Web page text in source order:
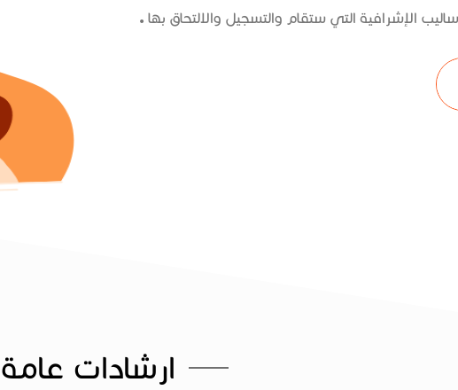
الإشرافية التي ستقام والتسجيل والالتحاق بها .
ارشادات عامة